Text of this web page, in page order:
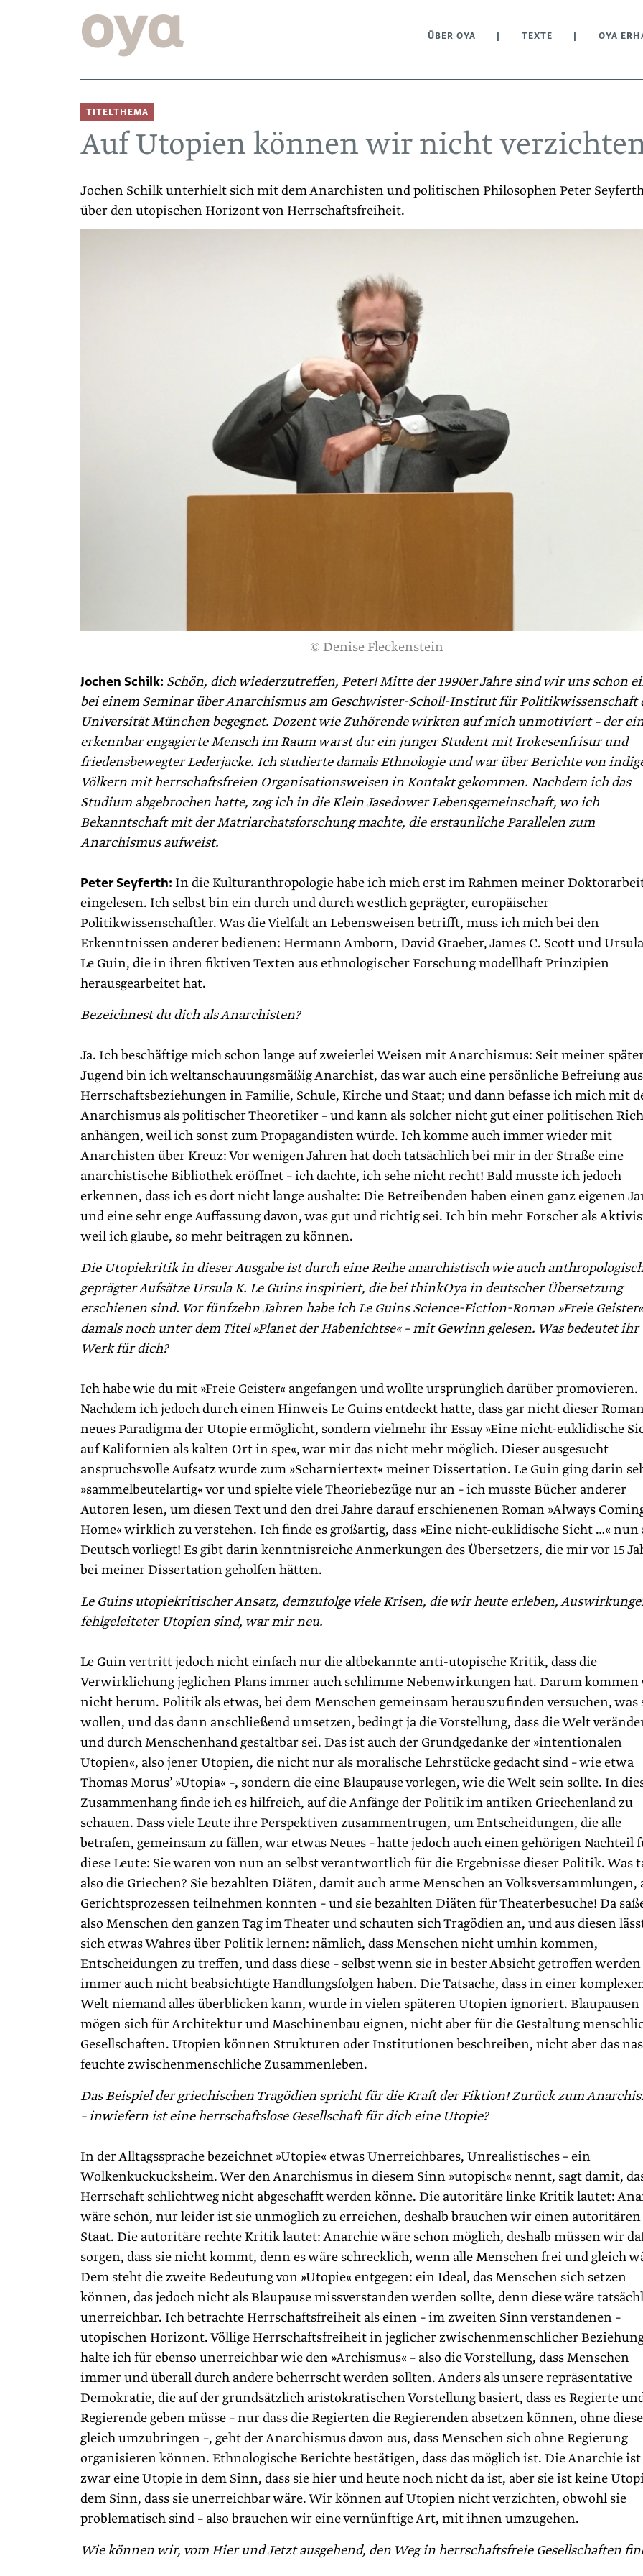
ÜBER OYA TEXTE OYA
TITELTHEMA
Auf Utopien können wir nicht
Jochen Schilk unterhielt sich mit dem Anarchisten und politischen Philosophen Peter
über den utopischen Horizont von Herrschaftsfreiheit.
© Denise Fleckenstein
Jochen Schilk: Schön, dich wiederzutreffen, Peter! Mitte der 1990er Jahre sind wir uns schon
bei einem Seminar über Anarchismus am Geschwister-Scholl-Institut für Politikwissenschaft
Universität München begegnet. Dozent wie Zuhörende wirkten auf mich unmotiviert – der
erkennbar engagierte Mensch im Raum warst du: ein junger Student mit Irokesenfrisur und
friedensbewegter Lederjacke. Ich studierte damals Ethnologie und war über Berichte von
Völkern mit herrschaftsfreien Organisationsweisen in Kontakt gekommen. Nachdem ich das
Studium abgebrochen hatte, zog ich in die Klein Jasedower Lebensgemeinschaft, wo ich
Bekanntschaft mit der Matriarchatsforschung machte, die erstaunliche Parallelen zum
Anarchismus aufweist.
Peter Seyferth: In die Kulturanthropologie habe ich mich erst im Rahmen meiner
eingelesen. Ich selbst bin ein durch und durch westlich geprägter, europäischer
Politikwissenschaftler. Was die Vielfalt an Lebensweisen betrifft, muss ich mich bei den
Erkenntnissen anderer bedienen: Hermann Amborn, David Graeber, James C. Scott und
Le Guin, die in ihren fiktiven Texten aus ethnologischer Forschung modellhaft Prinzipien
herausgearbeitet hat.
Bezeichnest du dich als Anarchisten?
Ja. Ich beschäftige mich schon lange auf zweierlei Weisen mit Anarchismus: Seit meiner
Jugend bin ich weltanschauungsmäßig Anarchist, das war auch eine persönliche Befreiung aus
Herrschaftsbeziehungen in Familie, Schule, Kirche und Staat; und dann befasse ich mich mit
Anarchismus als politischer Theoretiker – und kann als solcher nicht gut einer politischen
anhängen, weil ich sonst zum Propagandisten würde. Ich komme auch immer wieder mit
Anarchisten über Kreuz: Vor wenigen Jahren hat doch tatsächlich bei mir in der Straße eine
anarchistische Bibliothek eröffnet – ich dachte, ich sehe nicht recht! Bald musste ich jedoch
erkennen, dass ich es dort nicht lange aushalte: Die Betreibenden haben einen ganz eigenen
und eine sehr enge Auffassung davon, was gut und richtig sei. Ich bin mehr Forscher als
weil ich glaube, so mehr beitragen zu können.
Die Utopiekritik in dieser Ausgabe ist durch eine Reihe anarchistisch wie auch
geprägter Aufsätze Ursula K. Le Guins inspiriert, die bei thinkOya in deutscher Übersetzung
erschienen sind. Vor fünfzehn Jahren habe ich Le Guins Science-Fiction-Roman »Freie
damals noch unter dem Titel »Planet der Habenichtse« – mit Gewinn gelesen. Was bedeutet ihr
Werk für dich?
Ich habe wie du mit »Freie Geister« angefangen und wollte ursprünglich darüber promovieren.
Nachdem ich jedoch durch einen Hinweis Le Guins entdeckt hatte, dass gar nicht dieser
neues Paradigma der U­topie ermöglicht, sondern vielmehr ihr Essay »Eine nicht-eu­klidische
auf Kalifornien als kalten Ort in spe«, war mir das nicht mehr möglich. Dieser ausgesucht
anspruchsvolle Aufsatz wurde zum »Scharniertext« meiner Dissertation. Le Guin ging dar­in
»sammelbeutelartig« vor und spielte viele Theorie­bezüge nur an – ich musste Bücher anderer
Autoren lesen, um diesen Text und den drei Jahre darauf erschienenen Roman »Always
Home« wirklich zu verstehen. Ich finde es großartig, dass »Eine nicht-euklidische Sicht …« nun
Deutsch vorliegt! Es gibt darin kenntnisreiche Anmerkungen des Übersetzers, die mir vor 15
bei meiner Dissertation geholfen hätten.
Le Guins utopiekritischer Ansatz, demzufolge viele Krisen, die wir heute erleben,
fehlgeleiteter Utopien sind, war mir neu.
Le Guin vertritt jedoch nicht einfach nur die altbekannte anti-utopische Kritik, dass die
Verwirklichung jeglichen Plans immer auch schlimme Nebenwirkungen hat. Darum
nicht herum. Politik als etwas, bei dem Menschen gemeinsam herauszufinden versuchen, was
wollen, und das dann anschließend umsetzen, bedingt ja die Vorstellung, dass die Welt
und durch Menschenhand gestaltbar sei. Das ist auch der Grundgedanke der »intentionalen
Utopien«, also jener Utopien, die nicht nur als moralische Lehrstücke gedacht sind – wie etwa
Thomas Morus’ »Utopia« –, sondern die eine Blaupause vorlegen, wie die Welt sein sollte. In
Zusammenhang finde ich es hilfreich, auf die Anfänge der Politik im antiken Griechenland zu
schauen. Dass viele Leute ihre Per­spektiven zusammentrugen, um Entscheidungen, die alle
betrafen, gemeinsam zu fällen, war etwas Neues – hatte jedoch auch einen gehörigen Nachteil
diese Leute: Sie waren von nun an selbst verantwortlich für die Ergebnisse dieser Politik. Was
also die Griechen? Sie bezahlten Diäten, damit auch arme Menschen an Volksversammlungen,
Gerichtsprozessen teilnehmen konnten – und sie bezahlten Diäten für Theaterbesuche! Da
also Menschen den ganzen Tag im Theater und schauten sich Tragödien an, und aus diesen
sich etwas Wahres über Politik lernen: nämlich, dass Menschen nicht umhin kommen,
Entscheidungen zu treffen, und dass diese – selbst wenn sie in bester Absicht getroffen werden
immer auch nicht beabsichtigte Handlungsfolgen haben. Die Tatsache, dass in einer
Welt niemand alles überblicken kann, wurde in vielen späteren Utopien ignoriert. Blaupausen
mögen sich für Architektur und Maschinenbau eignen, nicht aber für die Gestaltung
Gesellschaften. Utopien können Strukturen oder Institutionen beschreiben, nicht aber das
feuchte zwischenmenschliche Zusammenleben.
Das Beispiel der griechischen Tragödien spricht für die Kraft der Fiktion! Zurück zum
– inwiefern ist eine herrschaftslose Gesellschaft für dich eine Utopie?
In der Alltagssprache bezeichnet »Utopie« etwas Unerreichbares, Unrea­listisches – ein
Wolkenkuckucksheim. Wer den Anarchismus in diesem Sinn »utopisch« nennt, sagt damit,
Herrschaft schlichtweg nicht abgeschafft werden könne. Die autoritäre linke Kritik lautet:
wäre schön, nur leider ist sie unmöglich zu erreichen, deshalb brauchen wir einen autoritären
Staat. Die autoritäre rechte Kritik lautet: Anarchie wäre schon möglich, deshalb müssen wir
sorgen, dass sie nicht kommt, denn es wäre schrecklich, wenn alle Menschen frei und gleich
Dem steht die zweite Bedeutung von »Utopie« entgegen: ein Ideal, das Menschen sich setzen
können, das jedoch nicht als Blaupause missverstanden werden sollte, denn diese wäre
unerreichbar. Ich betrachte Herrschaftsfreiheit als einen – im zweiten Sinn verstandenen –
utopischen Horizont. Völlige Herrschaftsfreiheit in jeglicher zwischenmenschlicher
halte ich für ebenso unerreichbar wie den »Archismus« – also die Vorstellung, dass Menschen
immer und überall durch andere beherrscht werden sollten. Anders als unsere repräsentative
Demokratie, die auf der grundsätzlich aristokratischen Vorstellung basiert, dass es Re­gier­te
Regierende geben müsse – nur dass die Regierten die Regierenden absetzen können, ohne diese
gleich umzubringen –, geht der Anarchismus davon aus, dass Menschen sich ohne Regierung
organisieren können. Ethnologische Berichte bestätigen, dass das möglich ist. Die Anarchie ist
zwar eine Utopie in dem Sinn, dass sie hier und heute noch nicht da ist, aber sie ist keine
dem Sinn, dass sie unerreichbar wäre. Wir können auf Utopien nicht verzichten, obwohl sie
problematisch sind – also brauchen wir eine vernünftige Art, mit ihnen umzugehen.
Wie können wir, vom Hier und Jetzt ausgehend, den Weg in herrschaftsfreie Gesellschaften